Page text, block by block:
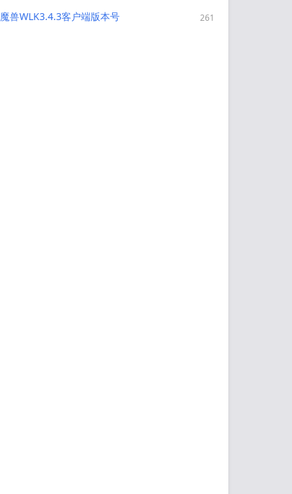
魔兽WLK3.4.3客户端版本号
261